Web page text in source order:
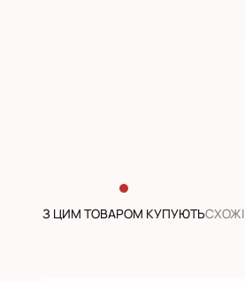
З ЦИМ ТОВАРОМ КУПУЮТЬ